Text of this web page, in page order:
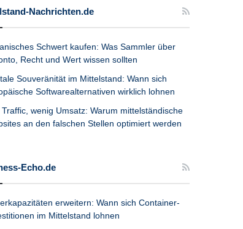
Nachrichten.de
Schwert kaufen: Was Sammler über
Recht und Wert wissen sollten
Souveränität im Mittelstand: Wann sich
Softwarealternativen wirklich lohnen
Traffic, wenig Umsatz: Warum mittelständische
an den falschen Stellen optimiert werden
Echo.de
erweitern: Wann sich Container-
im Mittelstand lohnen